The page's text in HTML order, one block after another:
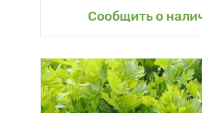
Сообщить о